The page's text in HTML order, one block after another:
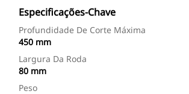
Especificações-Chave
Profundidade De Corte Máxima
450 mm
Largura Da Roda
80 mm
Peso